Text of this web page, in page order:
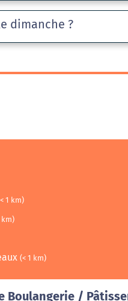
dimanche ?
1 km)
km)
(< 1 km)
Boulangerie /